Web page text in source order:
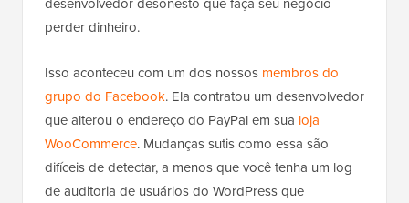
desenvolvedor desonesto que faça seu negócio
perder dinheiro.
Isso aconteceu com um dos nossos membros do
grupo do Facebook. Ela contratou um desenvolvedor
que alterou o endereço do PayPal em sua loja
WooCommerce. Mudanças sutis como essa são
difíceis de detectar, a menos que você tenha um log
de auditoria de usuários do WordPress que